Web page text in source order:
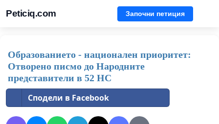
Peticiq.com Започни петиция
Образованието - национален приоритет:
Отворено писмо до Народните
представители в 52 НС
Сподели в Facebook